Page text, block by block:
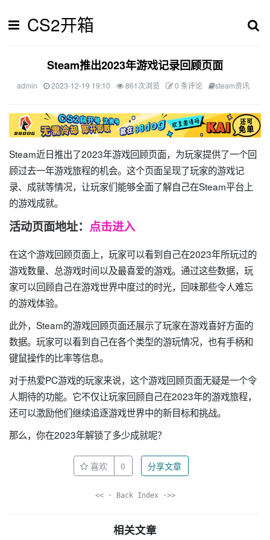
CS2开箱
Steam推出2023年游戏记录回顾页面
admin 2023-12-19 19:10 861次浏览 0 条评论 steam资讯
Steam近日推出了2023年游戏回顾页面，为玩家提供了一个回
顾过去一年游戏旅程的机会。这个页面呈现了玩家的游戏记
录、成就等情况，让玩家们能够全面了解自己在Steam平台上
的游戏成就。
活动页面地址： 点击进入
在这个游戏回顾页面上，玩家可以看到自己在2023年所玩过的
游戏数量、总游戏时间以及最喜爱的游戏。通过这些数据，玩
家可以回顾自己在游戏世界中度过的时光，回味那些令人难忘
的游戏体验。
此外，Steam的游戏回顾页面还展示了玩家在游戏喜好方面的
数据。玩家可以看到自己在各个类型的游玩情况，也有手柄和
键鼠操作的比率等信息。
对于热爱PC游戏的玩家来说，这个游戏回顾页面无疑是一个令
人期待的功能。它不仅让玩家回顾自己在2023年的游戏旅程，
还可以激励他们继续追逐游戏世界中的新目标和挑战。
那么，你在2023年解锁了多少成就呢？
喜欢 0 分享文章
<< · Back Index ·>>
相关文章